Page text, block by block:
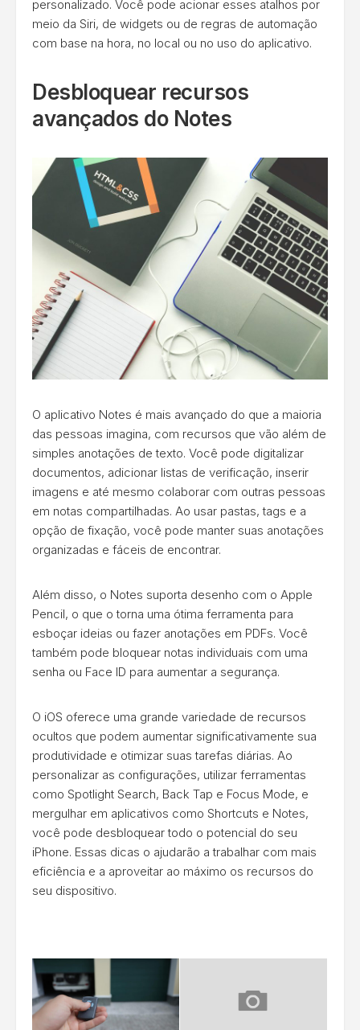
personalizado. Você pode acionar esses atalhos por
meio da Siri, de widgets ou de regras de automação
com base na hora, no local ou no uso do aplicativo.
Desbloquear recursos
avançados do Notes
O aplicativo Notes é mais avançado do que a maioria
das pessoas imagina, com recursos que vão além de
simples anotações de texto. Você pode digitalizar
documentos, adicionar listas de verificação, inserir
imagens e até mesmo colaborar com outras pessoas
em notas compartilhadas. Ao usar pastas, tags e a
opção de fixação, você pode manter suas anotações
organizadas e fáceis de encontrar.
Além disso, o Notes suporta desenho com o Apple
Pencil, o que o torna uma ótima ferramenta para
esboçar ideias ou fazer anotações em PDFs. Você
também pode bloquear notas individuais com uma
senha ou Face ID para aumentar a segurança.
O iOS oferece uma grande variedade de recursos
ocultos que podem aumentar significativamente sua
produtividade e otimizar suas tarefas diárias. Ao
personalizar as configurações, utilizar ferramentas
como Spotlight Search, Back Tap e Focus Mode, e
mergulhar em aplicativos como Shortcuts e Notes,
você pode desbloquear todo o potencial do seu
iPhone. Essas dicas o ajudarão a trabalhar com mais
eficiência e a aproveitar ao máximo os recursos do
seu dispositivo.